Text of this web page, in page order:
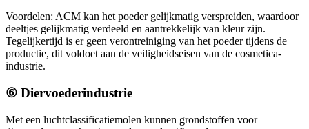
Voordelen: ACM kan het poeder gelijkmatig verspreiden, waardoor
deeltjes gelijkmatig verdeeld en aantrekkelijk van kleur zijn.
Tegelijkertijd is er geen verontreiniging van het poeder tijdens de
productie, dit voldoet aan de veiligheidseisen van de cosmetica-
industrie.
⑥ Diervoederindustrie
Met een luchtclassificatiemolen kunnen grondstoffen voor